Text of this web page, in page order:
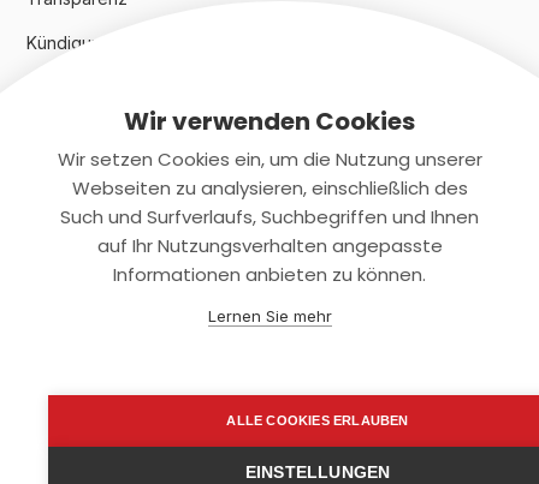
Kündigungsindex 2024
Rechtliches
Datenschutz
support@smartkuendigen.de
Wir verwenden Cookies
Wir setzen Cookies ein, um die Nutzung unserer
Webseiten zu analysieren, einschließlich des
Such und Surfverlaufs, Suchbegriffen und Ihnen
auf Ihr Nutzungsverhalten angepasste
Informationen anbieten zu können.
Lernen Sie mehr
ALLE COOKIES ERLAUBEN
EINSTELLUNGEN